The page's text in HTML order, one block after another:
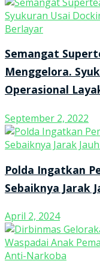
Semangat
Menggelora.
Operasional
September 2, 2022
Polda Ingatkan
Sebaiknya Jarak
April 2, 2024